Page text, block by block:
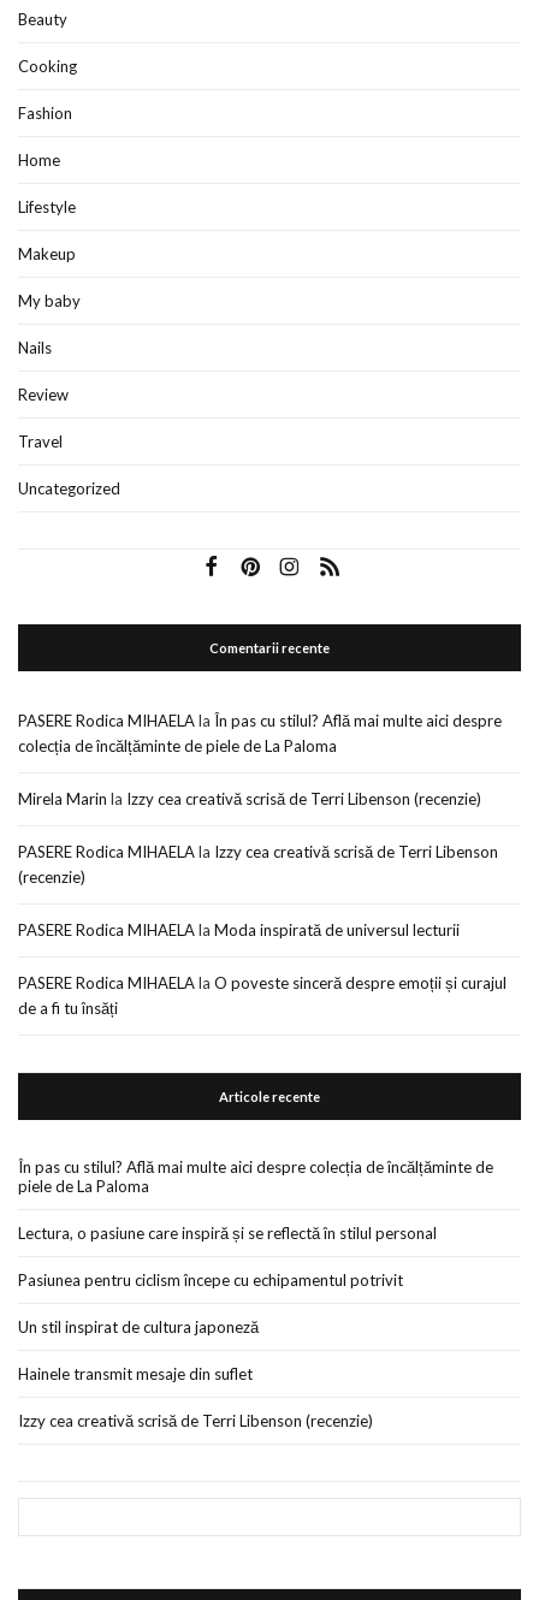
Beauty
Cooking
Fashion
Home
Lifestyle
Makeup
My baby
Nails
Review
Travel
Uncategorized
Comentarii recente
PASERE Rodica MIHAELAla În pas cu stilul? Află mai multe aici despre
colecția de încălțăminte de piele de La Paloma
Mirela Marin la Izzy cea creativă scrisă de Terri Libenson (recenzie)
PASERE Rodica MIHAELAla Izzy cea creativă scrisă de Terri Libenson
(recenzie)
PASERE Rodica MIHAELAla Moda inspirată de universul lecturii
PASERE Rodica MIHAELAla O poveste sinceră despre emoții și curajul
de a fi tu însăți
Articole recente
În pas cu stilul? Află mai multe aici despre colecția de încălțăminte de
piele de La Paloma
Lectura, o pasiune care inspiră și se reflectă în stilul personal
Pasiunea pentru ciclism începe cu echipamentul potrivit
Un stil inspirat de cultura japoneză
Hainele transmit mesaje din suflet
Izzy cea creativă scrisă de Terri Libenson (recenzie)